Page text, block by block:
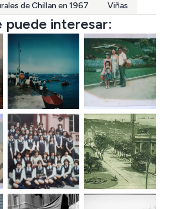
de Chillan en 1967
Viñas
puede interesar: